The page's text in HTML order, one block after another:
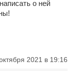
о ней
2021 в 19:16